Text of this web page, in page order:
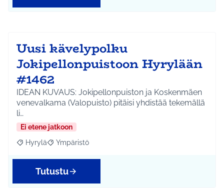
Uusi kävelypolku
Jokipellonpuistoon Hyrylään
#1462
IDEAN KUVAUS: Jokipellonpuiston ja Koskenmäen
venevalkama (Valopuisto) pitäisi yhdistää tekemällä
li…
Ei etene jatkoon
Rajaa tulokset aihepiirin mukaan: Hyrylä
Hyrylä Rajaa tulokset teeman mukaan: Ympäristö
Ympäristö
Tutustu